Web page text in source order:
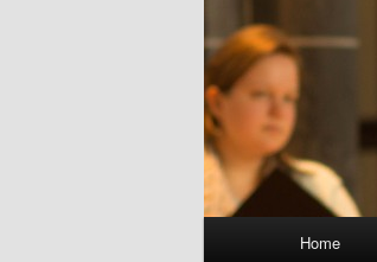
Home